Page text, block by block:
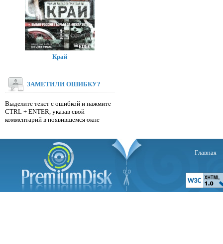
Край
ЗАМЕТИЛИ ОШИБКУ?
Выделите текст с ошибкой и нажмите
CTRL + ENTER, указав свой
комментарий в появившемся окне
Главная